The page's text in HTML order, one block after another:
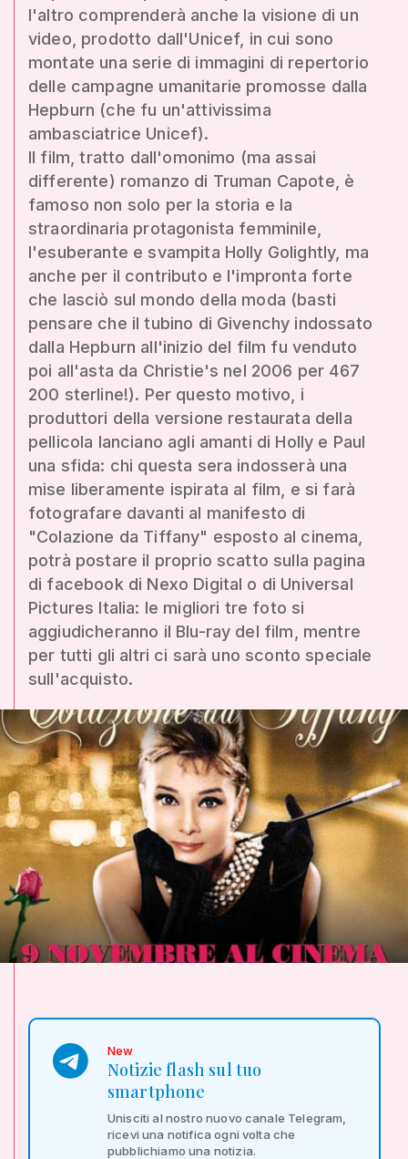
l'altro comprenderà anche la visione di un
video, prodotto dall'Unicef, in cui sono
montate una serie di immagini di repertorio
delle campagne umanitarie promosse dalla
Hepburn (che fu un'attivissima
ambasciatrice Unicef).
Il film, tratto dall'omonimo (ma assai
differente) romanzo di Truman Capote, è
famoso non solo per la storia e la
straordinaria protagonista femminile,
l'esuberante e svampita Holly Golightly, ma
anche per il contributo e l'impronta forte
che lasciò sul mondo della moda (basti
pensare che il tubino di Givenchy indossato
dalla Hepburn all'inizio del film fu venduto
poi all'asta da Christie's nel 2006 per 467
200 sterline!). Per questo motivo, i
produttori della versione restaurata della
pellicola lanciano agli amanti di Holly e Paul
una sfida: chi questa sera indosserà una
mise liberamente ispirata al film, e si farà
fotografare davanti al manifesto di
"Colazione da Tiffany" esposto al cinema,
potrà postare il proprio scatto sulla pagina
di facebook di Nexo Digital o di Universal
Pictures Italia: le migliori tre foto si
aggiudicheranno il Blu-ray del film, mentre
per tutti gli altri ci sarà uno sconto speciale
sull'acquisto.
New
Notizie flash sul tuo
smartphone
Unisciti al nostro nuovo canale Telegram,
ricevi una notifica ogni volta che
pubblichiamo una notizia.